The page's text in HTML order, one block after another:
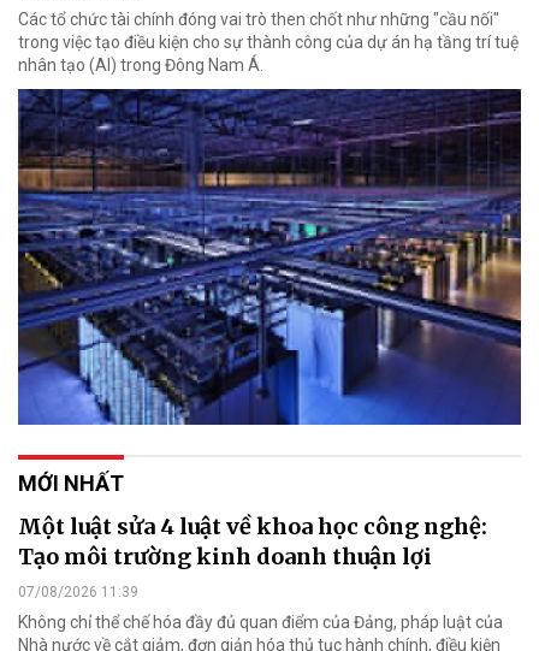
Các tổ chức tài chính đóng vai trò then chốt như những "cầu nối"
trong việc tạo điều kiện cho sự thành công của dự án hạ tầng trí tuệ
nhân tạo (AI) trong Đông Nam Á.
MỚI NHẤT
Một luật sửa 4 luật về khoa học công nghệ:
Tạo môi trường kinh doanh thuận lợi
07/08/2026 11:39
Không chỉ thể chế hóa đầy đủ quan điểm của Đảng, pháp luật của
Nhà nước về cắt giảm, đơn giản hóa thủ tục hành chính, điều kiện